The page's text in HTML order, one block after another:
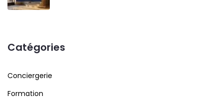
Catégories
Conciergerie
Formation